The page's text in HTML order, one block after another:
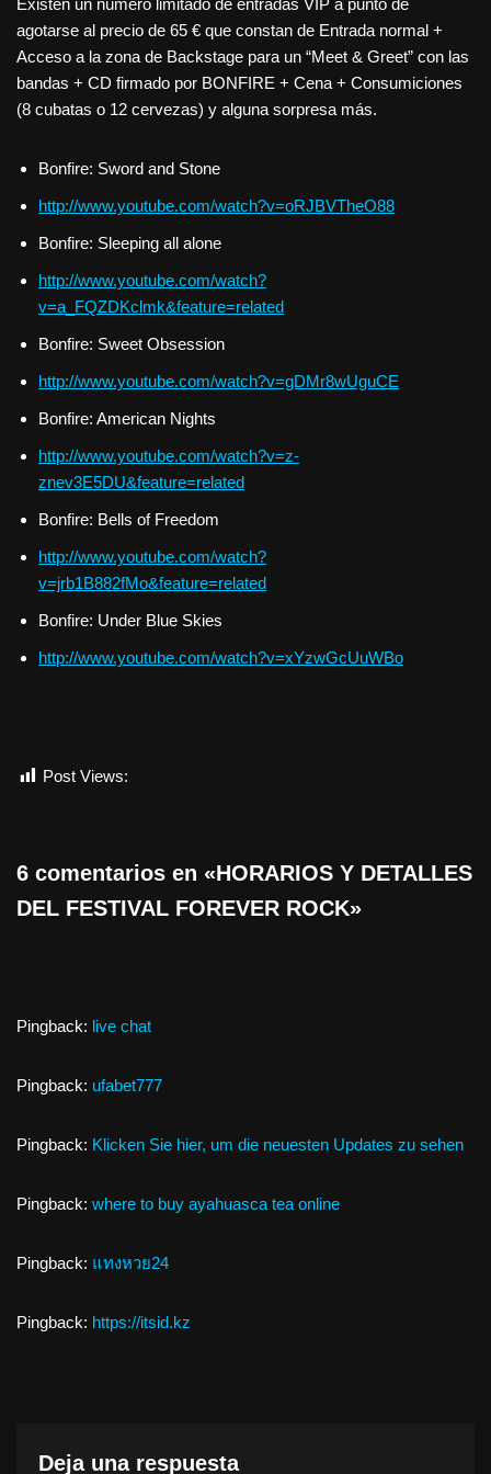
Existen un número limitado de entradas VIP a punto de
agotarse al precio de 65 € que constan de Entrada normal +
Acceso a la zona de Backstage para un “Meet & Greet” con las
bandas + CD firmado por BONFIRE + Cena + Consumiciones
(8 cubatas o 12 cervezas) y alguna sorpresa más.
Bonfire: Sword and Stone
http://www.youtube.com/watch?v=oRJBVTheO88
Bonfire: Sleeping all alone
http://www.youtube.com/watch?
v=a_FQZDKclmk&feature=related
Bonfire: Sweet Obsession
http://www.youtube.com/watch?v=gDMr8wUguCE
Bonfire: American Nights
http://www.youtube.com/watch?v=z-
znev3E5DU&feature=related
Bonfire: Bells of Freedom
http://www.youtube.com/watch?
v=jrb1B882fMo&feature=related
Bonfire: Under Blue Skies
http://www.youtube.com/watch?v=xYzwGcUuWBo
Post Views:
6 comentarios en «HORARIOS Y DETALLES
DEL FESTIVAL FOREVER ROCK»
Pingback: live chat
Pingback: ufabet777
Pingback: Klicken Sie hier, um die neuesten Updates zu sehen
Pingback: where to buy ayahuasca tea online
Pingback: แทงหวย24
Pingback: https://itsid.kz
Deja una respuesta